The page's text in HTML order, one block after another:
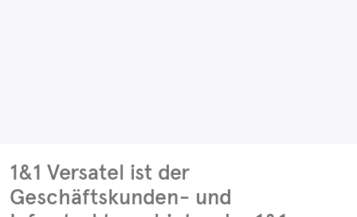
1&1 Versatel ist der
Geschäftskunden- und